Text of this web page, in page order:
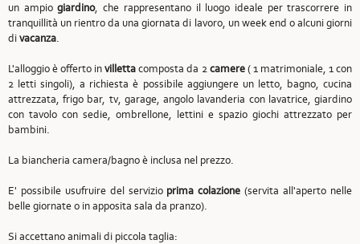
un ampiogiardino, che rappresentano il luogo ideale per trascorrere in
tranquillità un rientro da una giornata di lavoro, un week end o alcuni giorni
divacanza.
L'alloggio è offerto invillettacomposta da 2camere( 1 matrimoniale, 1 con
2 letti singoli), a richiesta è possibile aggiungere un letto, bagno, cucina
attrezzata, frigo bar, tv, garage, angolo lavanderia con lavatrice, giardino
con tavolo con sedie, ombrellone, lettini e spazio giochi attrezzato per
bambini.
La biancheria camera/bagno è inclusa nel prezzo.
E' possibile usufruire del servizio prima colazione (servita all'aperto nelle
belle giornate o in apposita sala da pranzo).
Si accettano animali di piccola taglia: